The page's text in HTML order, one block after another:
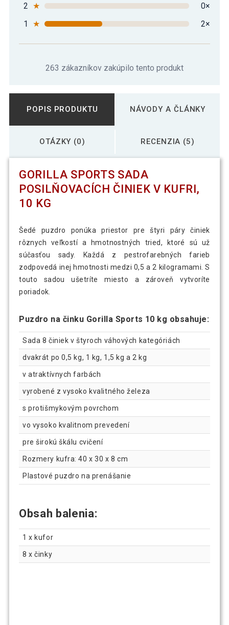
2 ★
0×
1
★ 2×
263 zákazníkov zakúpilo tento produkt
POPIS PRODUKTU NÁVODY A ČLÁNKY
OTÁZKY (0) RECENZIA (5)
GORILLA SPORTS SADA
POSILŇOVACÍCH ČINIEK V KUFRI,
10 KG
Šedé puzdro ponúka priestor pre štyri páry činiek
rôznych veľkostí a hmotnostných tried, ktoré sú už
súčasťou sady. Každá z pestrofarebných farieb
zodpovedá inej hmotnosti medzi 0,5 a 2 kilogramami. S
touto sadou ušetríte miesto a zároveň vytvoríte
poriadok.
Puzdro na činku Gorilla Sports 10 kg obsahuje:
Sada 8 činiek v štyroch váhových kategóriách
dvakrát po 0,5 kg, 1 kg, 1,5 kg a 2 kg
v atraktívnych farbách
vyrobené z vysoko kvalitného železa
s protišmykovým povrchom
vo vysoko kvalitnom prevedení
pre širokú škálu cvičení
Rozmery kufra: 40 x 30 x 8 cm
Plastové puzdro na prenášanie
Obsah balenia:
1 x kufor
8 x činky